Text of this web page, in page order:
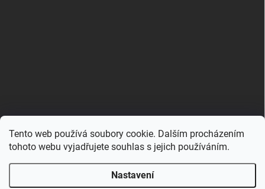
Tento web používá soubory cookie. Dalším procházením
tohoto webu vyjadřujete souhlas s jejich používáním.
Nastavení
Zboží.cz Heureka.cz Porovnávač.cz